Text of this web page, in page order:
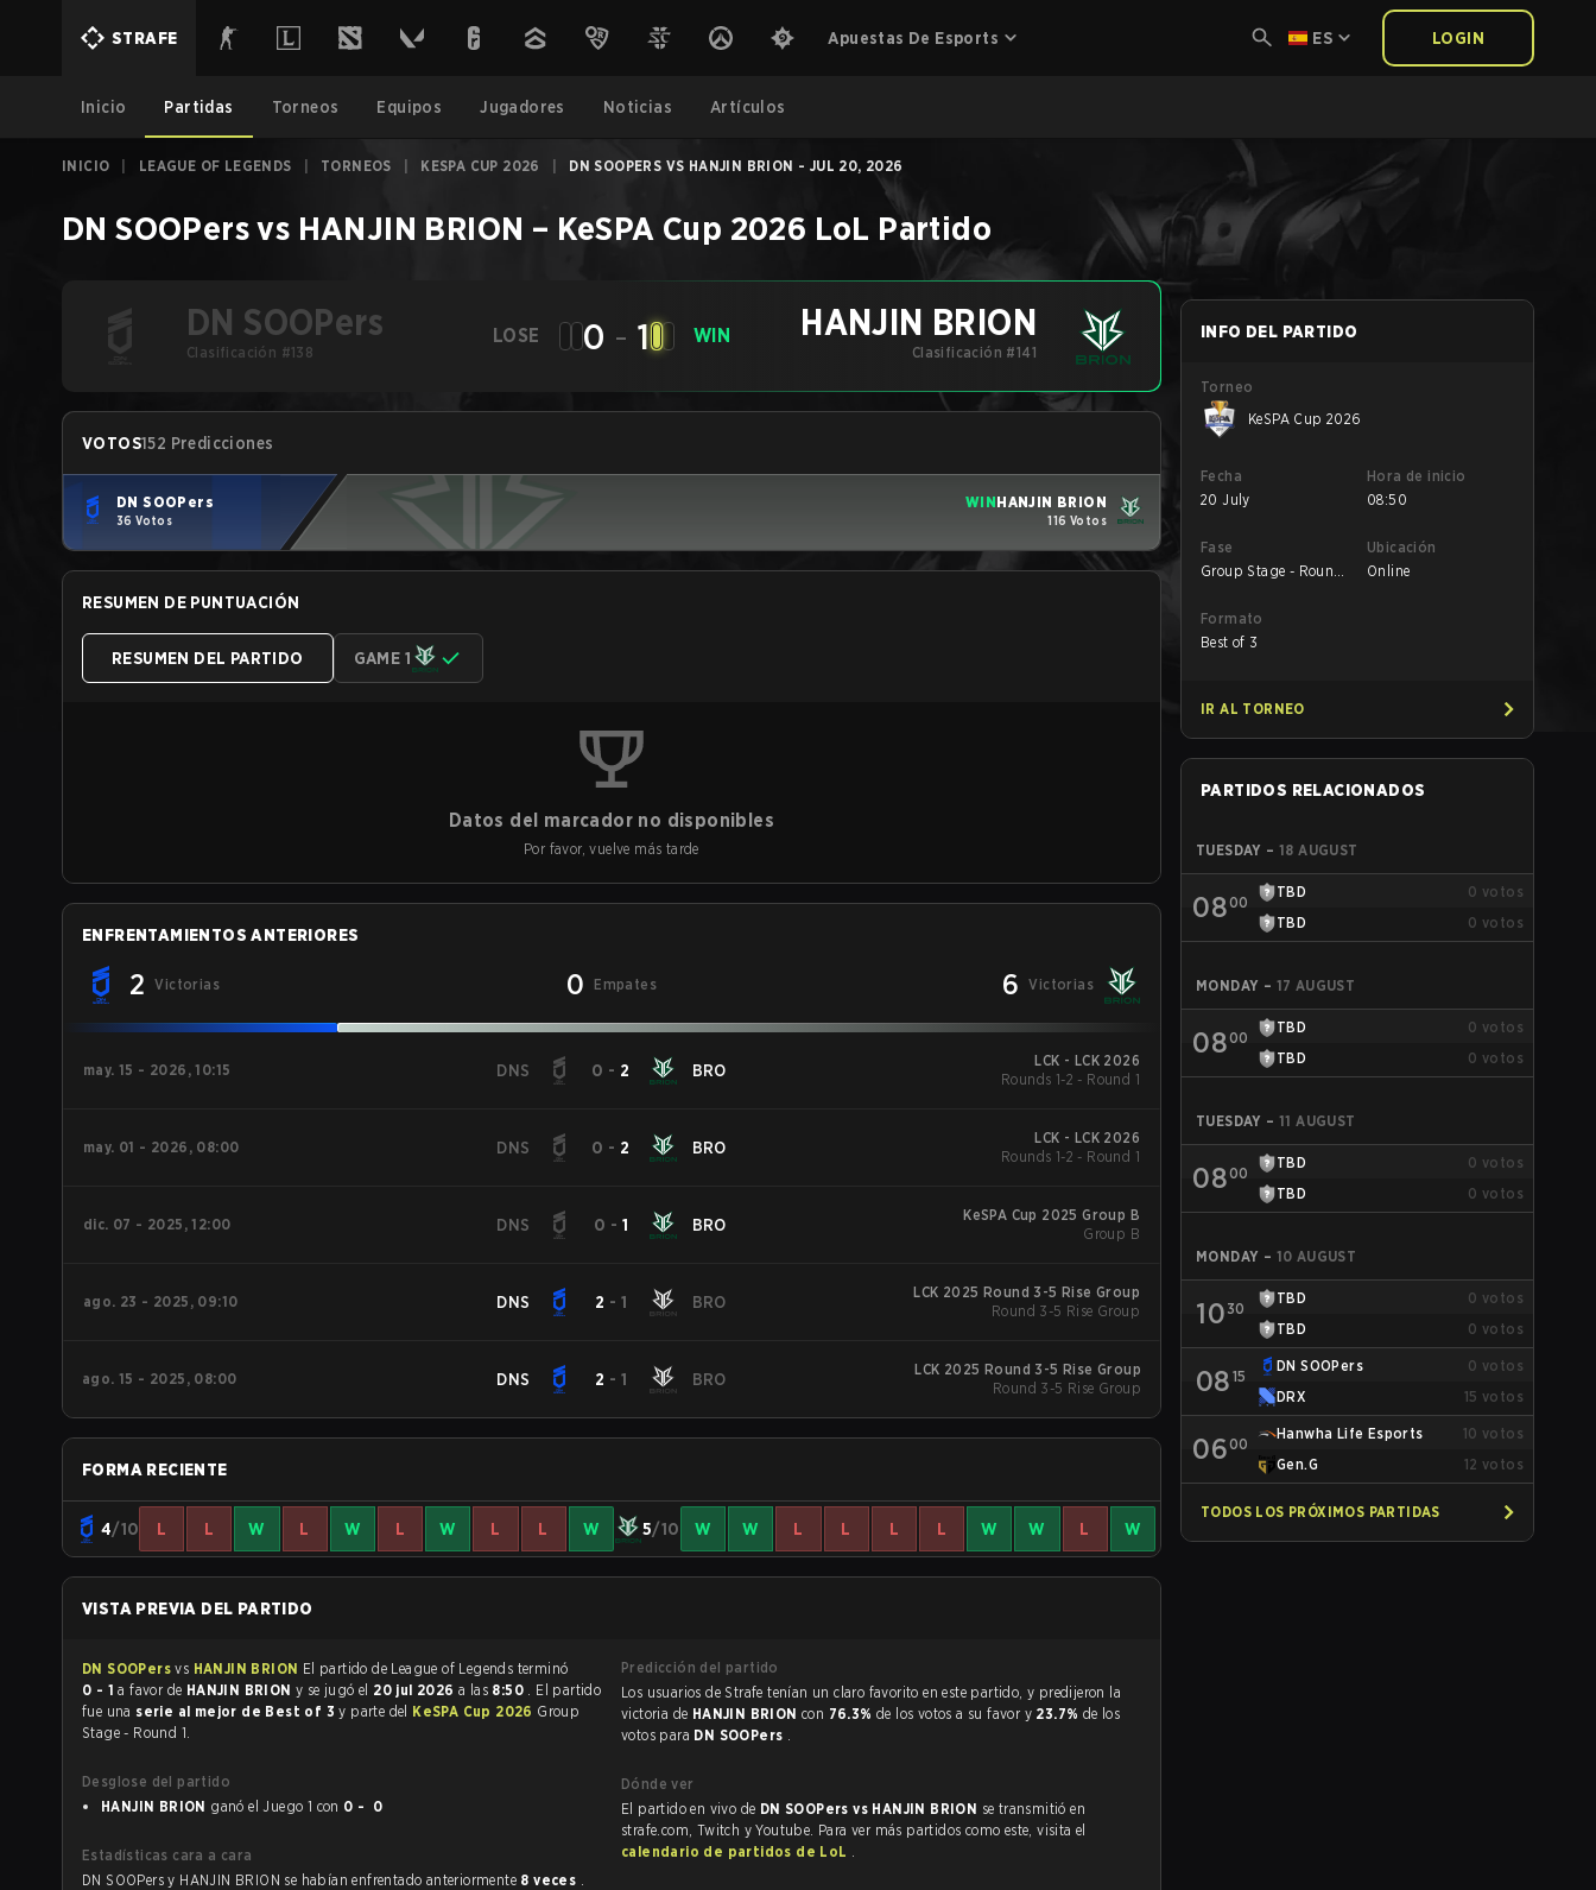
STRAFE Apuestas De Esports ES LOGIN
Inicio Partidas Torneos Equipos Jugadores Noticias Artículos
INICIO LEAGUE OF LEGENDS TORNEOS KESPA CUP 2026 DN SOOPERS VS HANJIN BRION - JUL 20, 2026
DN SOOPersvs HANJIN BRION – KeSPA Cup 2026 LoL Partido
DN SOOPers
Clasificación #138
LOSE 0 - 1 WIN HANJIN BRION
Clasificación #141
VOTOS152 Predicciones
DN SOOPers
36 Votos
WINHANJIN BRION
116 Votos
RESUMEN DE PUNTUACIÓN
RESUMEN DEL PARTIDO GAME 1
Datos del marcador no disponibles
Por favor, vuelve más tarde
ENFRENTAMIENTOS ANTERIORES
2 Victorias 0 Empates 6 Victorias
may. 15 - 2026, 10:15 DNS 0 - 2 BRO
LCK - LCK 2026
Rounds 1-2 - Round 1
may. 01 - 2026, 08:00 DNS 0 - 2 BRO
LCK - LCK 2026
Rounds 1-2 - Round 1
dic. 07 - 2025, 12:00 DNS 0 - 1 BRO
KeSPA Cup 2025 Group B
Group B
ago. 23 - 2025, 09:10 DNS 2 - 1 BRO
LCK 2025 Round 3-5 Rise Group
Round 3-5 Rise Group
ago. 15 - 2025, 08:00 DNS 2 - 1 BRO
LCK 2025 Round 3-5 Rise Group
Round 3-5 Rise Group
FORMA RECIENTE
4/10 L L W L W L W L L W 5/10 W W L L L L W W L W
VISTA PREVIA DEL PARTIDO
DN SOOPersvs HANJIN BRION
El partido de League of Legends terminó
0 - 1 a favor de HANJIN BRION y se jugó el 20 jul 2026 a las 8:50 . El partido
fue una serie al mejor de Best of 3y parte del KeSPA Cup 2026 Group
Stage - Round 1.
Desglose del partido
HANJIN BRION
ganó el Juego 1 con 0 - 0
Estadísticas cara a cara
DN SOOPers y HANJIN BRION se habían enfrentado anteriormente 8 veces .
Predicción del partido
Los usuarios de Strafe tenían un claro favorito en este partido, y predijeron la
victoria de HANJIN BRION con 76.3% de los votos a su favor y 23.7% de los
votos para DN SOOPers .
Dónde ver
El partido en vivo de DN SOOPers vs HANJIN BRION se transmitió en
strafe.com, Twitch y Youtube. Para ver más partidos como este, visita el
calendario de partidos de LoL .
INFO DEL PARTIDO
Torneo
KeSPA Cup 2026
Fecha
20 July
Hora de inicio
08:50
Fase
Group Stage - Round
Ubicación
Online
Formato
Best of 3
IR AL TORNEO
PARTIDOS RELACIONADOS
TUESDAY – 18 AUGUST
0800
TBD 0 votos
TBD
0 votos
MONDAY – 17 AUGUST
0800
TBD 0 votos
TBD
0 votos
TUESDAY – 11 AUGUST
0800
TBD 0 votos
TBD
0 votos
MONDAY – 10 AUGUST
10 30
TBD 0 votos
TBD
0 votos
08 15
DN SOOPers 0 votos
DRX
15 votos
0600
Hanwha Life Esports 10 votos
Gen.G
12 votos
TODOS LOS PRÓXIMOS PARTIDAS